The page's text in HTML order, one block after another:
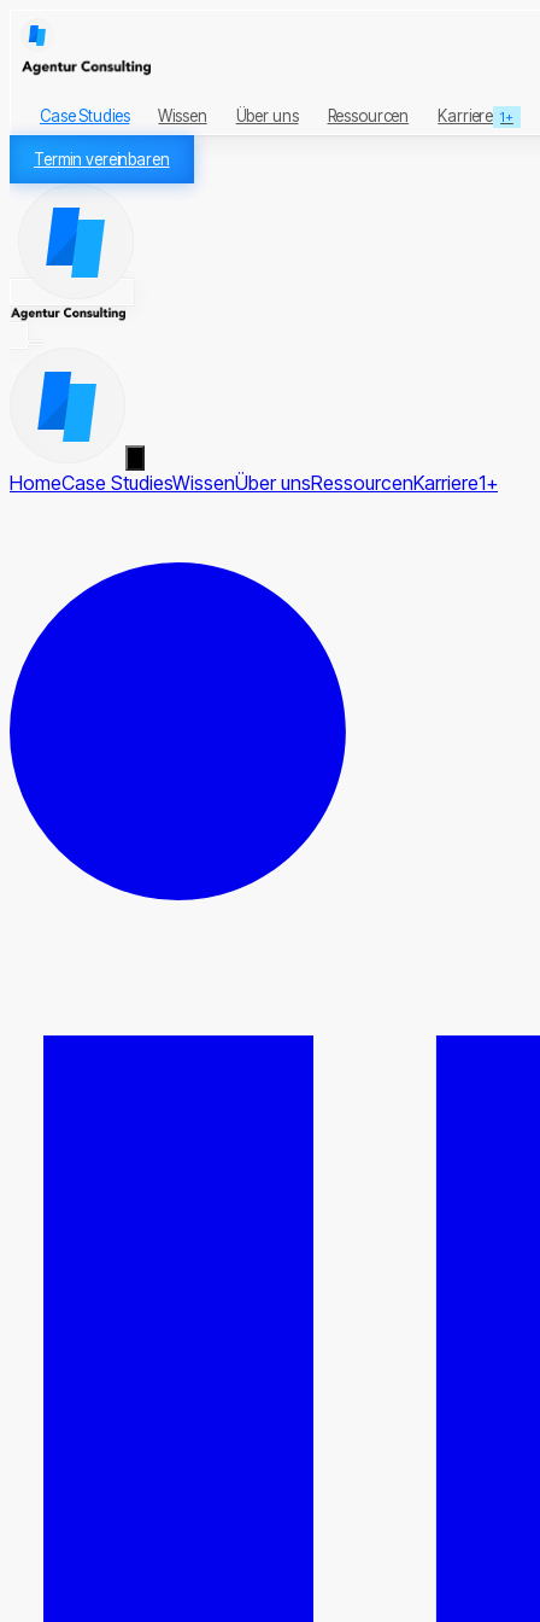
Case Studies Wissen Über uns Ressourcen Karriere 1+
Termin vereinbaren
HomeCase StudiesWissenÜber unsRessourcenKarriere1+